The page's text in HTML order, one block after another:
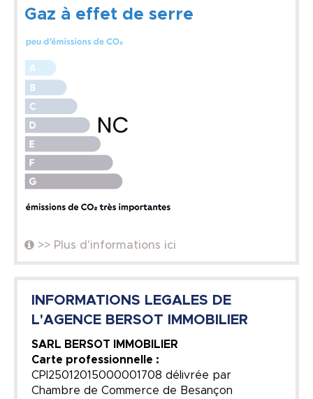
Gaz à effet de serre
>> Plus d'informations ici
INFORMATIONS LEGALES DE
L'AGENCE BERSOT IMMOBILIER
SARL BERSOT IMMOBILIER
Carte professionnelle :
CPI25012015000001708 délivrée par
Chambre de Commerce de Besançon